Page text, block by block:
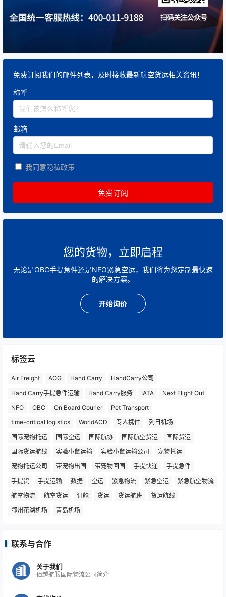
免费订阅我们的邮件列表，及时接收最新航空货运相关资讯！
称呼
邮箱
我同意隐私政策
您的货物，立即启程
无论是OBC手提急件还是NFO紧急空运，我们将为您定制最快速
的解决方案。
开始询价
标签云
Air Freight AOG Hand Carry
HandCarry公司
Hand Carry手提急件运输
Hand Carry服务 IATA
Next Flight Out
NFO
OBC On Board Courier
Pet Transport
time-critical logistics
WorldACD 专人携件
列日机场
国际宠物托运
国际空运 国际航协 国际航空货运
国际货运
国际货运航线
实验小鼠运输 实验小鼠运输公司
宠物托运
宠物托运公司
带宠物出国 带宠物回国 手提快递
手提急件
手提货
手提运输 数据 空运 紧急物流 紧急空运
紧急航空物流
航空物流
航空货运 订舱 货运 货运航班
货运航线
鄂州花湖机场
青岛机场
联系与合作
关于我们
佰越航服国际物流公司简介